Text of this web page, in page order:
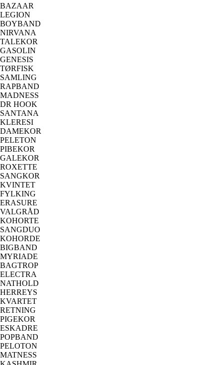
BAZAAR
LEGION
BOYBAND
NIRVANA
TALEKOR
GASOLIN
GENESIS
TØRFISK
SAMLING
RAPBAND
MADNESS
DR HOOK
SANTANA
KLERESI
DAMEKOR
PELETON
PIBEKOR
GALEKOR
ROXETTE
SANGKOR
KVINTET
FYLKING
ERASURE
VALGRÅD
KOHORTE
SANGDUO
KOHORDE
BIGBAND
MYRIADE
BAGTROP
ELECTRA
NATHOLD
HERREYS
KVARTET
RETNING
PIGEKOR
ESKADRE
POPBAND
PELOTON
MATNESS